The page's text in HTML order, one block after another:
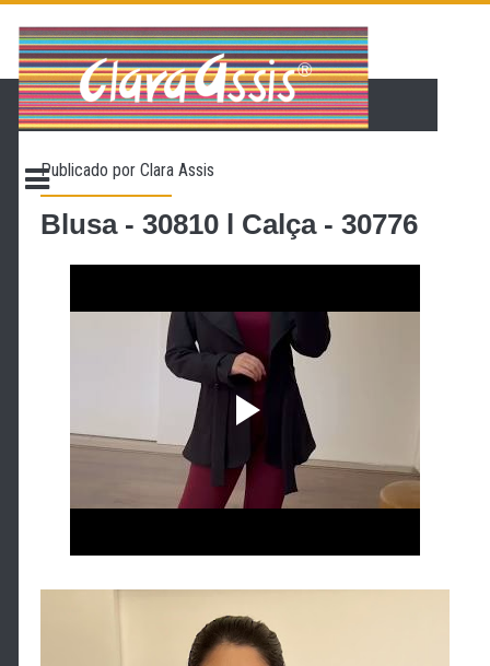
PÁGINA INICIAL
LOJA VIRTUAL
CONTATO
PROMOÇÃO
Publicado porClara Assis
Blusa - 30810 l Calça - 30776